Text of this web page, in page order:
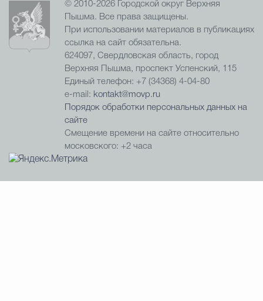
© 2010-2026 Городской округ Верхняя
Пышма. Все права защищены.
При использовании материалов в публикациях
ссылка на сайт обязательна.
624097, Свердловская область, город
Верхняя Пышма, проспект Успенский, 115
Единый телефон: +7 (34368) 4-04-80
e-mail: kontakt@movp.ru
Порядок обработки персональных данных на
сайте
Смещение времени на сайте относительно
московского: +2 часа